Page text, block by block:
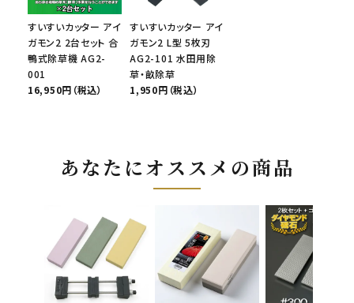
すいすいカッター アイ
ガモン2 2台セット 合
鴨式除草機 AG2-
001
16,950円（税込）
すいすいカッター アイ
ガモン2 L型 5枚刃
AG2-101 水田用除
草・畝除草
1,950円（税込）
あなたにオススメの商品